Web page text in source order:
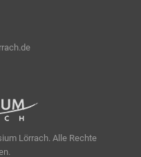
Lörrach. Alle Rechte